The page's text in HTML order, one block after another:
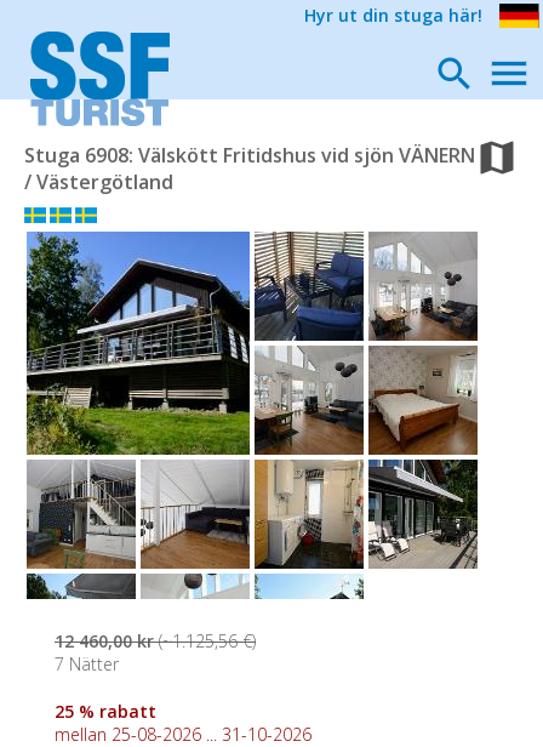
Hyr ut din stuga här!
Stuga 6908: Välskött Fritidshus vid sjön VÄNERN
/ Västergötland
12 460,00 kr(~1.125,56 €)
7 Nätter
25 % rabatt
mellan 25-08-2026 ... 31-10-2026